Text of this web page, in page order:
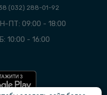
(032) 288-01-92
ПТ: 09:00 - 18:00
10:00 - 16:00